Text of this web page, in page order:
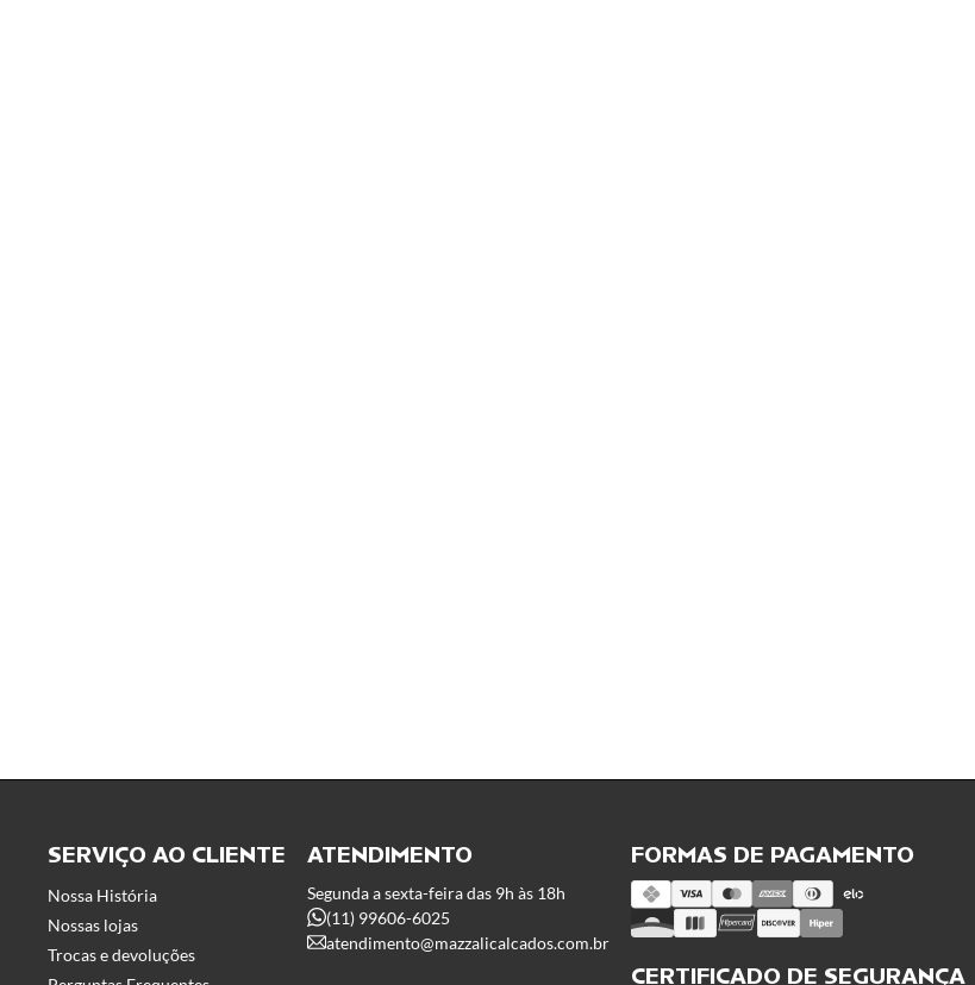
SERVIÇO AO CLIENTE
Nossa História
Nossas lojas
Trocas e devoluções
ATENDIMENTO
Segunda a sexta-feira das 9h às 18h
(11) 99606-6025
atendimento@mazzalicalcados.com.br
FORMAS DE PAGAMENTO
CERTIFICADO DE SEGURANÇA